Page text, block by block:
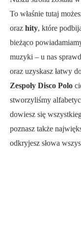
To właśnie tutaj
oraz hity, które
bieżąco
muzyki – u nas
oraz uzyskasz łatwy
Zespoły Disco Polo
stworzyliśmy
dowiesz się
poznasz także
odkryjesz słowa